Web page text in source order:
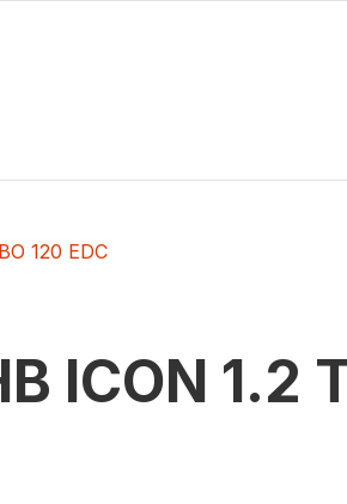
120 EDC
ICON 1.2